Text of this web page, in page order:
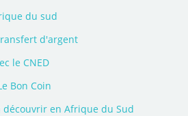
du sud
d'argent
le CNED
Bon Coin
découvrir en Afrique du Sud